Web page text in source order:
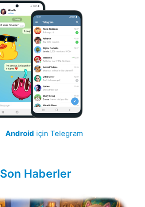
Android için Telegram
Son Haberler